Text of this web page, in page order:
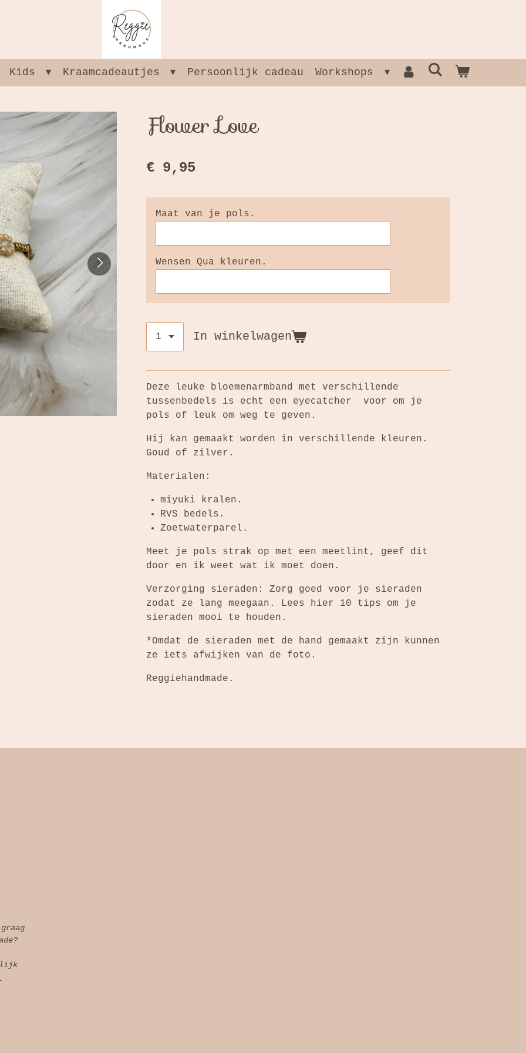
Kids Kraamcadeautjes Persoonlijk cadeau Workshops
Flower Love
€ 9,95
Maat van je pols.
Wensen Qua kleuren.
In winkelwagen
Deze leuke bloemenarmband met verschillende
tussenbedels is echt een eyecatcher voor om je
pols of leuk om weg te geven.
Hij kan gemaakt worden in verschillende kleuren.
Goud of zilver.
Materialen:
miyuki kralen.
RVS bedels.
Zoetwaterparel.
Meet je pols strak op met een meetlint, geef dit
door en ik weet wat ik moet doen.
Verzorging sieraden: Zorg goed voor je sieraden
zodat ze lang meegaan. Lees hier 10 tips om je
sieraden mooi te houden.
*Omdat de sieraden met de hand gemaakt zijn kunnen
ze iets afwijken van de foto.
Reggiehandmade.